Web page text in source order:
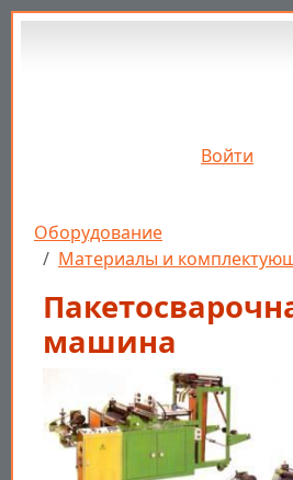
Перейти к основному
Войти
Строка навигации
Оборудование
Материалы и
машина